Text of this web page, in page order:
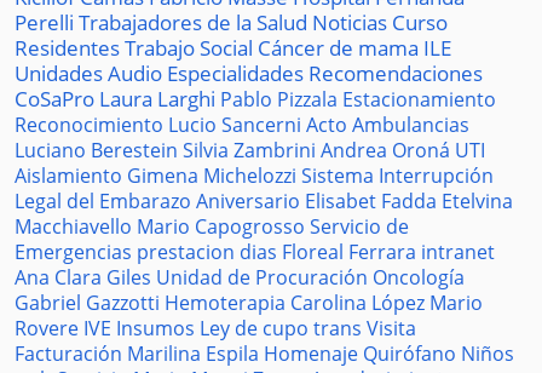
Perelli Trabajadores de la Salud Noticias Curso
ResidentesTrabajo Social Cáncer de mama ILE
UnidadesAudio Especialidades Recomendaciones
CoSaPro Laura Larghi Pablo Pizzala Estacionamiento
Reconocimiento Lucio Sancerni Acto Ambulancias
Luciano Berestein Silvia Zambrini Andrea Oroná UTI
Aislamiento Gimena Michelozzi Sistema Interrupción
Legal del Embarazo Aniversario Elisabet Fadda Etelvina
Macchiavello Mario Capogrosso Servicio de
Emergencias prestacion dias Floreal Ferrara intranet
Ana Clara Giles Unidad de Procuración Oncología
Gabriel Gazzotti Hemoterapia Carolina López Mario
Rovere IVE Insumos Ley de cupo trans Visita
Facturación Marilina Espila Homenaje Quirófano Niños